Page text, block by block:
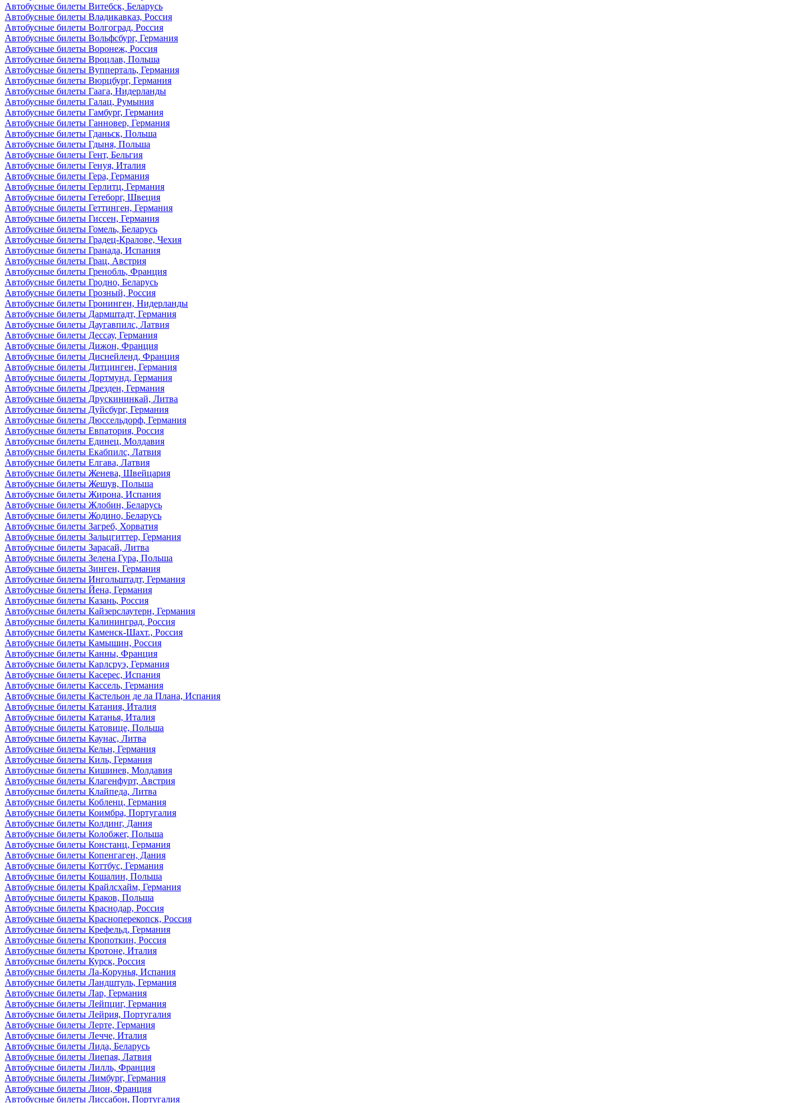
Автобусные билеты Витебск, Беларусь
Автобусные билеты Владикавказ, Россия
Автобусные билеты Волгоград, Россия
Автобусные билеты Вольфсбург, Германия
Автобусные билеты Воронеж, Россия
Автобусные билеты Вроцлав, Польша
Автобусные билеты Вупперталь, Германия
Автобусные билеты Вюрцбург, Германия
Автобусные билеты Гаага, Нидерланды
Автобусные билеты Галац, Румыния
Автобусные билеты Гамбург, Германия
Автобусные билеты Ганновер, Германия
Автобусные билеты Гданьск, Польша
Автобусные билеты Гдыня, Польша
Автобусные билеты Гент, Бельгия
Автобусные билеты Генуя, Италия
Автобусные билеты Гера, Германия
Автобусные билеты Герлитц, Германия
Автобусные билеты Гетеборг, Швеция
Автобусные билеты Геттинген, Германия
Автобусные билеты Гиссен, Германия
Автобусные билеты Гомель, Беларусь
Автобусные билеты Градец-Кралове, Чехия
Автобусные билеты Гранада, Испания
Автобусные билеты Грац, Австрия
Автобусные билеты Гренобль, Франция
Автобусные билеты Гродно, Беларусь
Автобусные билеты Грозный, Россия
Автобусные билеты Гронинген, Нидерланды
Автобусные билеты Дармштадт, Германия
Автобусные билеты Даугавпилс, Латвия
Автобусные билеты Дессау, Германия
Автобусные билеты Дижон, Франция
Автобусные билеты Диснейленд, Франция
Автобусные билеты Дитцинген, Германия
Автобусные билеты Дортмунд, Германия
Автобусные билеты Дрезден, Германия
Автобусные билеты Друскининкай, Литва
Автобусные билеты Дуйсбург, Германия
Автобусные билеты Дюссельдорф, Германия
Автобусные билеты Евпатория, Россия
Автобусные билеты Единец, Молдавия
Автобусные билеты Екабпилс, Латвия
Автобусные билеты Елгава, Латвия
Автобусные билеты Женева, Швейцария
Автобусные билеты Жешув, Польша
Автобусные билеты Жирона, Испания
Автобусные билеты Жлобин, Беларусь
Автобусные билеты Жодино, Беларусь
Автобусные билеты Загреб, Хорватия
Автобусные билеты Зальцгиттер, Германия
Автобусные билеты Зарасай, Литва
Автобусные билеты Зелена Гура, Польша
Автобусные билеты Зинген, Германия
Автобусные билеты Ингольштадт, Германия
Автобусные билеты Йена, Германия
Автобусные билеты Казань, Россия
Автобусные билеты Кайзерслаутерн, Германия
Автобусные билеты Калининград, Россия
Автобусные билеты Каменск-Шахт., Россия
Автобусные билеты Камышин, Россия
Автобусные билеты Канны, Франция
Автобусные билеты Карлсруэ, Германия
Автобусные билеты Касерес, Испания
Автобусные билеты Кассель, Германия
Автобусные билеты Кастельон де ла Плана, Испания
Автобусные билеты Катания, Италия
Автобусные билеты Катанья, Италия
Автобусные билеты Катовице, Польша
Автобусные билеты Каунас, Литва
Автобусные билеты Кельн, Германия
Автобусные билеты Киль, Германия
Автобусные билеты Кишинев, Молдавия
Автобусные билеты Клагенфурт, Австрия
Автобусные билеты Клайпеда, Литва
Автобусные билеты Кобленц, Германия
Автобусные билеты Коимбра, Португалия
Автобусные билеты Колдинг, Дания
Автобусные билеты Колобжег, Польша
Автобусные билеты Констанц, Германия
Автобусные билеты Копенгаген, Дания
Автобусные билеты Коттбус, Германия
Автобусные билеты Кошалин, Польша
Автобусные билеты Крайлсхайм, Германия
Автобусные билеты Краков, Польша
Автобусные билеты Краснодар, Россия
Автобусные билеты Красноперекопск, Россия
Автобусные билеты Крефельд, Германия
Автобусные билеты Кропоткин, Россия
Автобусные билеты Кротоне, Италия
Автобусные билеты Курск, Россия
Автобусные билеты Ла-Корунья, Испания
Автобусные билеты Ландштуль, Германия
Автобусные билеты Лар, Германия
Автобусные билеты Лейпциг, Германия
Автобусные билеты Лейрия, Португалия
Автобусные билеты Лерте, Германия
Автобусные билеты Лечче, Италия
Автобусные билеты Лида, Беларусь
Автобусные билеты Лиепая, Латвия
Автобусные билеты Лилль, Франция
Автобусные билеты Лимбург, Германия
Автобусные билеты Лион, Франция
Автобусные билеты Лиссабон, Португалия